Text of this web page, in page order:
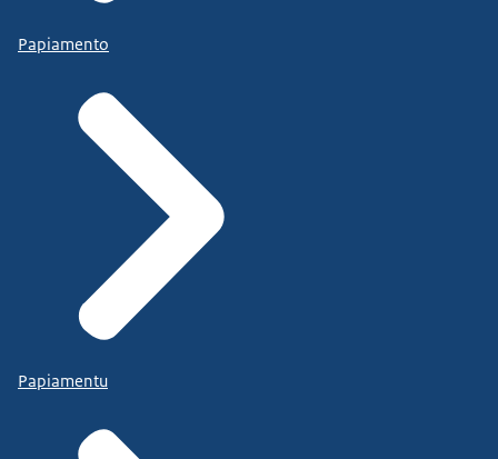
Papiamento
Papiamentu